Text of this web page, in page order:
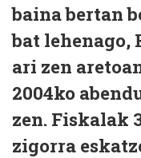
baina bertan
bat lehenago,
ari zen
2004ko
zen. Fiskalak
zigorra